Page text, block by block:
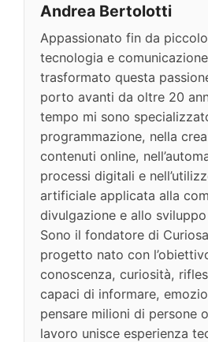
Andrea Bertolotti
Appassionato fin da
tecnologia e
trasformato questa
porto avanti da oltre 20
tempo mi sono
programmazione, nella
contenuti online,
processi digitali e
artificiale applicata alla
divulgazione e allo
Sono il fondatore di
progetto nato con
conoscenza, curiosità,
capaci di informare,
pensare milioni di persone
lavoro unisce esperienza